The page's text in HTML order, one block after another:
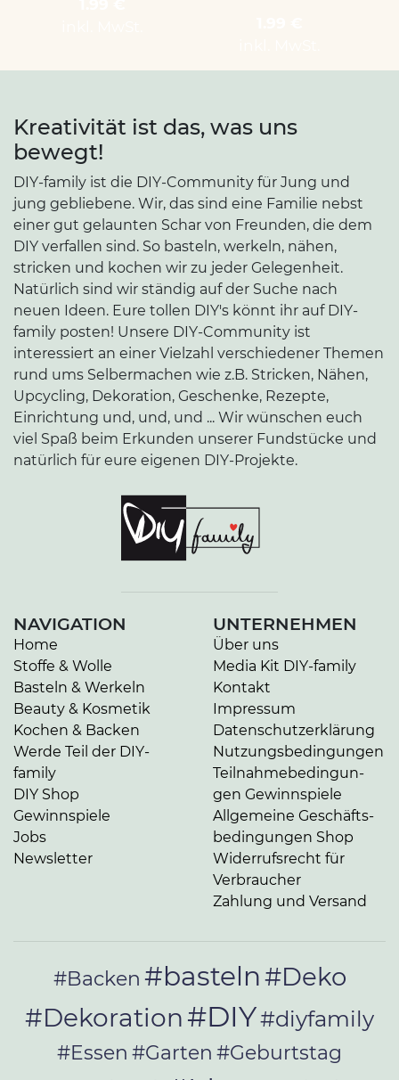
Kreativität ist das, was uns
bewegt!
DIY-family ist die DIY-Community für Jung und
jung gebliebene. Wir, das sind eine Familie nebst
einer gut gelaunten Schar von Freunden, die dem
DIY verfallen sind. So basteln, werkeln, nähen,
stricken und kochen wir zu jeder Gelegenheit.
Natürlich sind wir ständig auf der Suche nach
neuen Ideen. Eure tollen DIY's könnt ihr auf DIY-
family posten! Unsere DIY-Community ist
interessiert an einer Vielzahl verschiedener Themen
rund ums Selbermachen wie z.B. Stricken, Nähen,
Upcycling, Dekoration, Geschenke, Rezepte,
Einrichtung und, und, und ... Wir wünschen euch
viel Spaß beim Erkunden unserer Fundstücke und
natürlich für eure eigenen DIY-Projekte.
NAVIGATION
Home
Stoffe & Wolle
Basteln & Werkeln
Beauty & Kosmetik
Kochen & Backen
Werde Teil der DIY-
family
DIY Shop
Gewinnspiele
Jobs
Newsletter
UNTERNEHMEN
Über uns
Media Kit DIY-family
Kontakt
Impressum
Da­ten­schutz­er­klä­rung
Nut­zungs­be­din­gun­gen
Teil­nah­me­be­din­gun­
gen Gewinnspiele
Allgemeine Ge­schäfts­
be­din­gun­gen Shop
Widerrufsrecht für
Verbraucher
Zahlung und Versand
#Backen #basteln#Deko
#Dekoration #DIY#diyfamily
#Essen #Garten #Geburtstag